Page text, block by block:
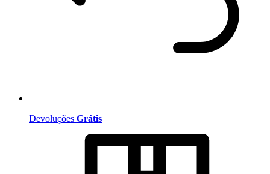
Devoluções Grátis